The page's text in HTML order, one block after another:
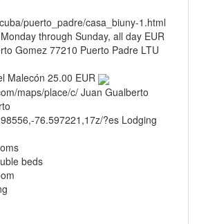
puerto_padre/casa_biuny-1.html
Monday through Sunday, all day EUR
Gomez77210 Puerto Padre LTU
Malecón 25.00 EUR
maps/place/c/ Juan Gualberto
76.597221,17z/?es Lodging
beds